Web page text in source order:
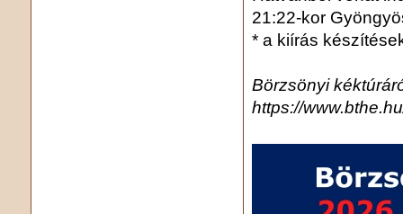
21:22-kor
* a kiírás
Börzsönyi
https://